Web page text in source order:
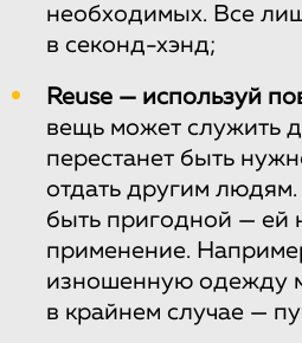
необходимых. Все
в секонд-хэнд;
Reuse — используй
вещь может служить
перестанет быть
отдать другим людям.
быть пригодной — ей
применение.
изношенную одежду
в крайнем случае —